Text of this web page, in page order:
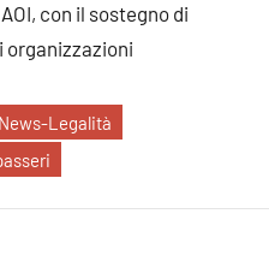
con il sostegno di
organizzazioni
News-Legalità